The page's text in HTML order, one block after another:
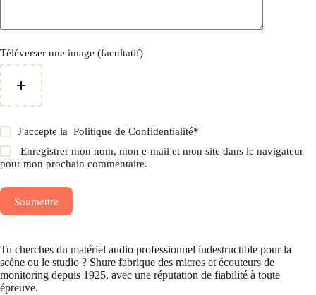
Téléverser une image (facultatif)
J'accepte laPolitique de Confidentialité*
Enregistrer mon nom, mon e-mail et mon site dans le navigateur
pour mon prochain commentaire.
Soumettre
Tu cherches du matériel audio professionnel indestructible pour la
scène ou le studio ? Shure fabrique des micros et écouteurs de
monitoring depuis 1925, avec une réputation de fiabilité à toute
épreuve.